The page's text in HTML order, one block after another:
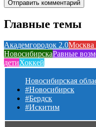
Главные темы
Академгородок 2.0Москва
НовосибирскаРавные
детиХоккей
Новосибирская
#Новосибирск
#Бердск
#Искитим